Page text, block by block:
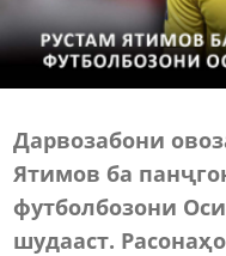
Дарвозабони
Ятимов ба
футболбозони
шудааст.